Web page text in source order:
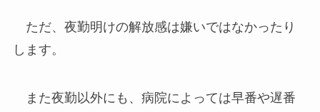
ただ、夜勤明けの解放感は嫌いではなかったり
します。
また夜勤以外にも、病院によっては早番や遅番